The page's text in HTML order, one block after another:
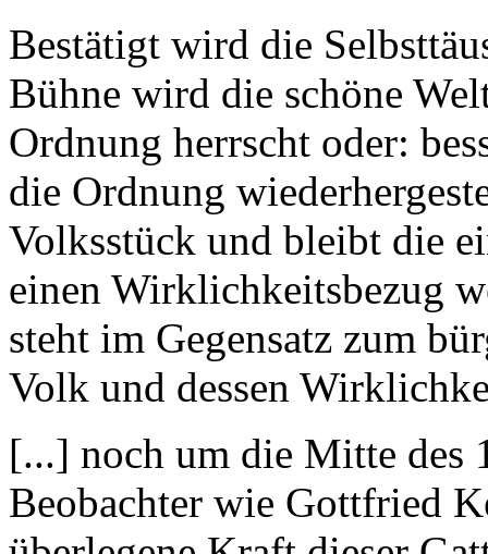
Bestätigt wird die
Bühne wird die schöne
Ordnung herrscht oder:
die Ordnung
Volksstück und bleibt die
einen Wirklichkeitsbezug
steht im Gegensatz zum
Volk und dessen
[...] noch um die Mitte des
Beobachter wie Gottfried